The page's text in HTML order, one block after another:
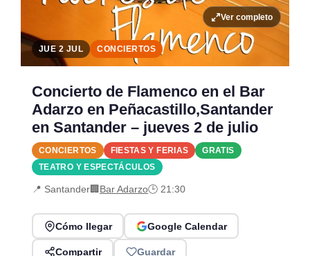
Ver completo
JUE 2 JUL CONCIERTOS
Concierto de Flamenco en el Bar
Adarzo en Peñacastillo,Santander
en Santander – jueves 2 de julio
CONCIERTOS FIESTAS Y FERIAS
GRATIS
TEATRO Y ESPECTÁCULOS
📍 Santander🏢 Bar Adarzo🕒 21:30
Cómo llegar Google Calendar
Compartir Guardar